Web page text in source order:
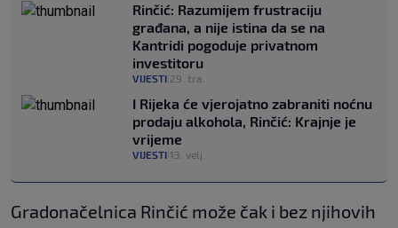
Rinčić: Razumijem frustraciju
građana, a nije istina da se na
Kantridi pogoduje privatnom
investitoru
VIJESTI 29. tra.
I Rijeka će vjerojatno zabraniti noćnu
prodaju alkohola, Rinčić: Krajnje je
vrijeme
VIJESTI 13. velj.
Gradonačelnica Rinčić može čak i bez njihovih